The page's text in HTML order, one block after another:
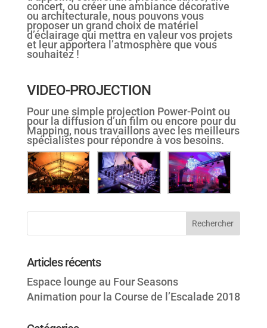
concert, ou créer une ambiance décorative
ou architecturale, nous pouvons vous
proposer un grand choix de matériel
d’éclairage qui mettra en valeur vos projets
et leur apportera l’atmosphère que vous
souhaitez !
VIDEO-PROJECTION
Pour une simple projection Power-Point ou
pour la diffusion d’un film ou encore pour du
Mapping, nous travaillons avec les meilleurs
spécialistes pour répondre à vos besoins.
Articles récents
Espace lounge au Four Seasons
Animation pour la Course de l’Escalade 2018